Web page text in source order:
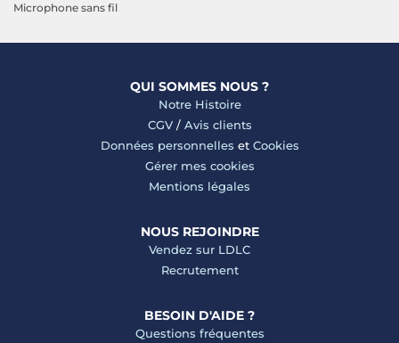
Microphone sans fil
QUI SOMMES NOUS ?
Notre Histoire
CGV/ Avis clients
Données personnelles et Cookies
Gérer mes cookies
Mentions légales
NOUS REJOINDRE
Vendez sur LDLC
Recrutement
BESOIN D'AIDE ?
Questions fréquentes